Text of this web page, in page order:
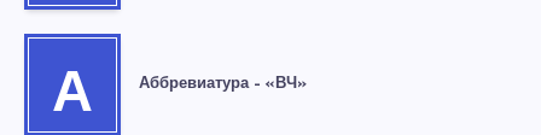
А Аббревиатура – «ВЧ»